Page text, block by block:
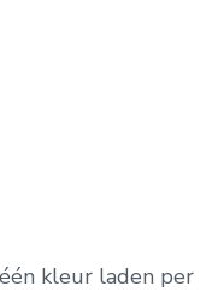
kleur laden per